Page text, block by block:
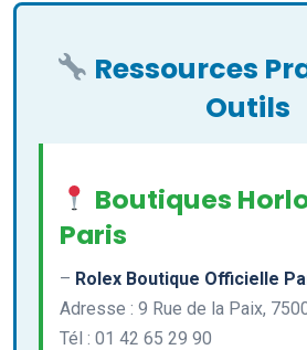
Ressources
Outils
Boutiques
Paris
– Rolex Boutique Officielle
Adresse : 9 Rue de la Paix,
Tél : 01 42 65 29 90